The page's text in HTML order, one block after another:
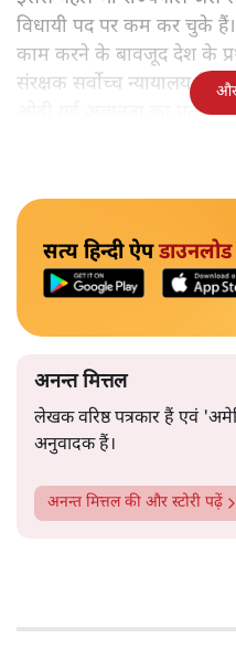
विधायी पद पर कम कर चुके
काम करने के बावजूद देश के
संरक्षक सर्वोच्च न्यायालय के
ओढ़ी गई अज्ञानता का प्रतीक
सत्य हिन्दी ऐपडाउनलोड
अनन्त मित्तल
लेखक वरिष्ठ पत्रकार हैं एवं
अनुवादक हैं।
अनन्त मित्तलकी और स्टोरी पढ़ें